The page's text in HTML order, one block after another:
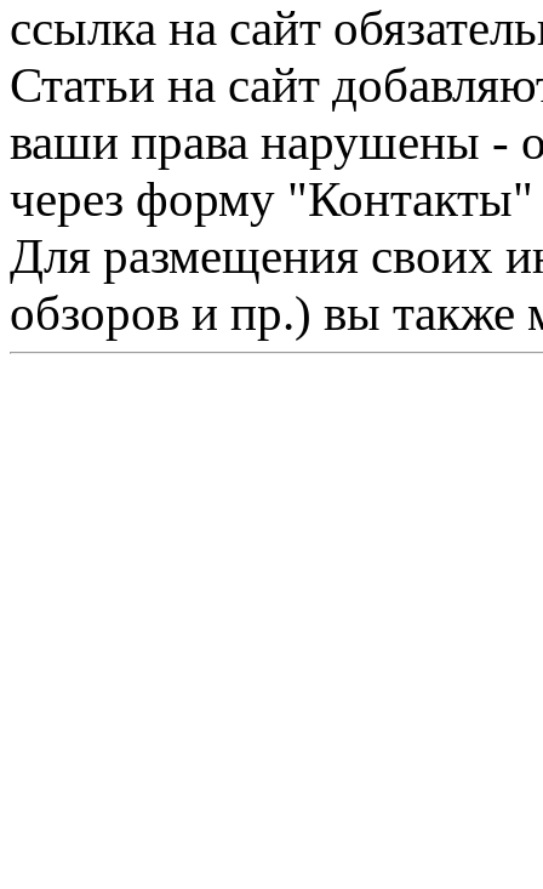
ссылка на сайт
Статьи на сайт
ваши права нарушены -
через форму "Контакты"
Для размещения своих
обзоров и пр.) вы также